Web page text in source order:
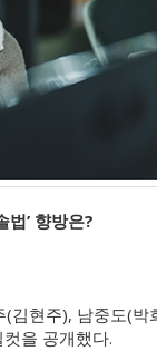
’ 향방은?
(김현주), 남중도(박
을 공개했다.